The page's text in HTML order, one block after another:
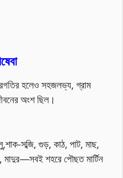
হলেও সহজলভ্য, গ্রাম
অংশ ছিল।
সব্জি, গুড়, কাঠ, পাট, মাছ,
মাদুর—সবই শহরে পৌছত মার্টিন